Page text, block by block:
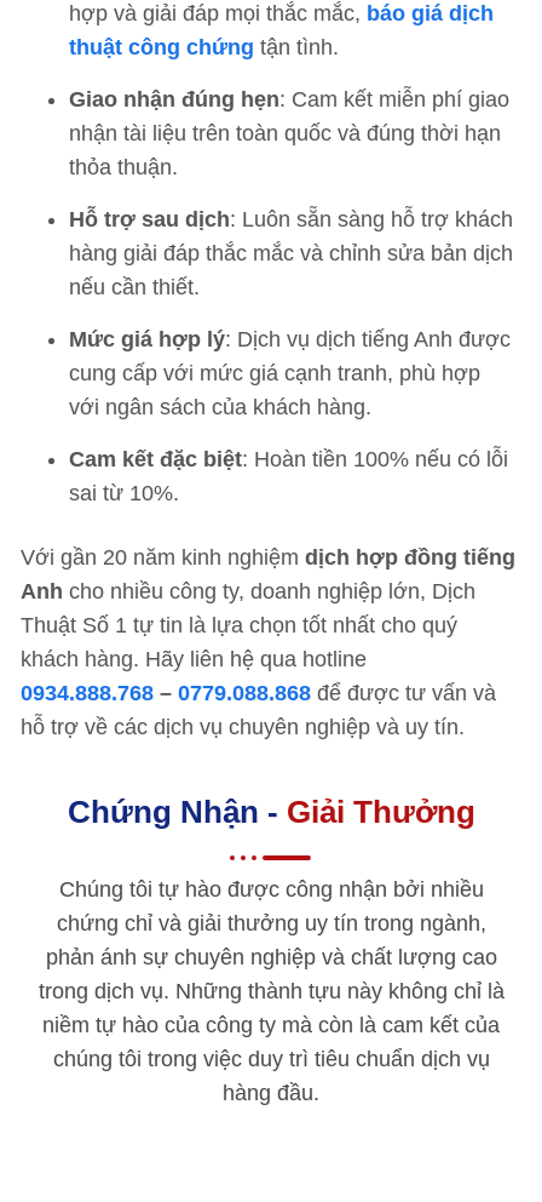
hợp và giải đáp mọi thắc mắc, báo giá dịch
thuật công chứng tận tình.
Giao nhận đúng hẹn: Cam kết miễn phí giao
nhận tài liệu trên toàn quốc và đúng thời hạn
thỏa thuận.
Hỗ trợ sau dịch: Luôn sẵn sàng hỗ trợ khách
hàng giải đáp thắc mắc và chỉnh sửa bản dịch
nếu cần thiết.
Mức giá hợp lý: Dịch vụ dịch tiếng Anh được
cung cấp với mức giá cạnh tranh, phù hợp
với ngân sách của khách hàng.
Cam kết đặc biệt: Hoàn tiền 100% nếu có lỗi
sai từ 10%.
Với gần 20 năm kinh nghiệm dịch hợp đồng tiếng
Anh cho nhiều công ty, doanh nghiệp lớn, Dịch
Thuật Số 1 tự tin là lựa chọn tốt nhất cho quý
khách hàng. Hãy liên hệ qua hotline
0934.888.768 – 0779.088.868 để được tư vấn và
hỗ trợ về các dịch vụ chuyên nghiệp và uy tín.
Chứng Nhận - Giải Thưởng
Chúng tôi tự hào được công nhận bởi nhiều
chứng chỉ và giải thưởng uy tín trong ngành,
phản ánh sự chuyên nghiệp và chất lượng cao
trong dịch vụ. Những thành tựu này không chỉ là
niềm tự hào của công ty mà còn là cam kết của
chúng tôi trong việc duy trì tiêu chuẩn dịch vụ
hàng đầu.